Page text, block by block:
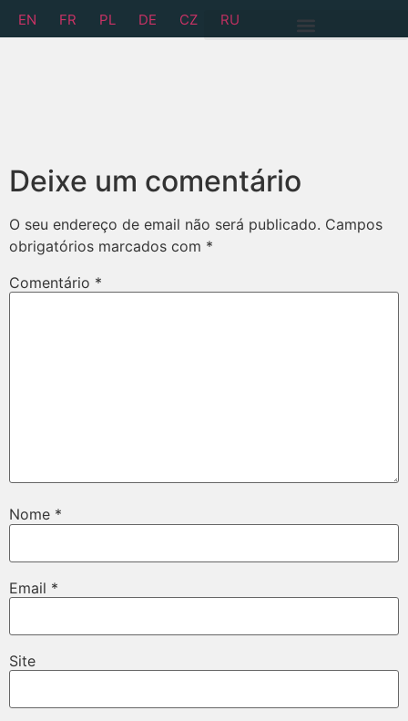
EN FR PL DE CZ RU
Deixe um comentário
O seu endereço de email não será publicado. Campos
obrigatórios marcados com *
Comentário *
Nome *
Email *
Site